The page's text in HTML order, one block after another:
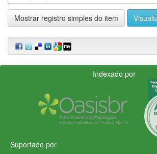
Mostrar registro simples do item
Indexado por
Suportado por